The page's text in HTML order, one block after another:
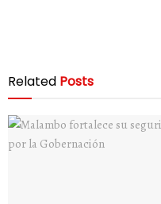
Related Posts